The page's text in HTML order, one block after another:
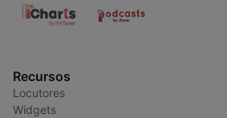
Recursos
Locutores
Widgets